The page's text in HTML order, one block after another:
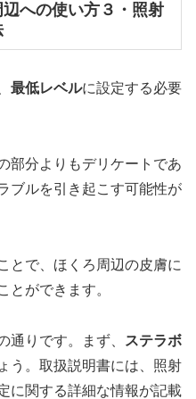
への使い方３・照射
最低レベルに設定する必要
部分よりもデリケートであ
ブルを引き起こす可能性が
とで、ほくろ周辺の皮膚に
とができます。
通りです。まず、
ステラボ
う。取扱説明書には、照射
に関する詳細な情報が記載